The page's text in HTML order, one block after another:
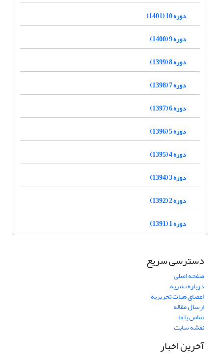
دوره 10 (1401)
دوره 9 (1400)
دوره 8 (1399)
دوره 7 (1398)
دوره 6 (1397)
دوره 5 (1396)
دوره 4 (1395)
دوره 3 (1394)
دوره 2 (1392)
دوره 1 (1391)
دسترسی سریع
صفحه اصلی
درباره نشریه
اعضای هیات تحریریه
ارسال مقاله
تماس با ما
نقشه سایت
آخرین اخبار